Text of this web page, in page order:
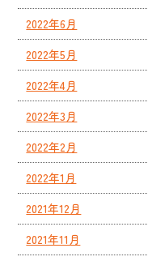
2022年6月
2022年5月
2022年4月
2022年3月
2022年2月
2022年1月
2021年12月
2021年11月